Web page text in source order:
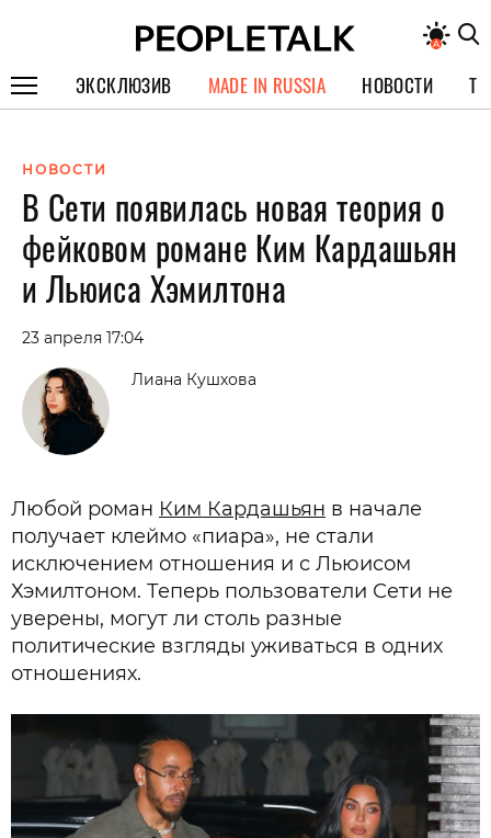
ЭКСКЛЮЗИВ
СПЕЦПРОЕКТЫ
ИНТЕРВЬЮ
ПОКОЛЕНИЕ
MADE IN RUSSIA НОВОСТИ
НОВОСТИ
В Сети появилась новая теория о
фейковом романе Ким Кардашьян
и Льюиса Хэмилтона
23 апреля 17:04
Лиана Кушхова
Любой роман Ким Кардашьян в начале
получает клеймо «пиара», не стали
исключением отношения и с Льюисом
Хэмилтоном. Теперь пользователи Сети не
уверены, могут ли столь разные
политические взгляды уживаться в одних
отношениях.